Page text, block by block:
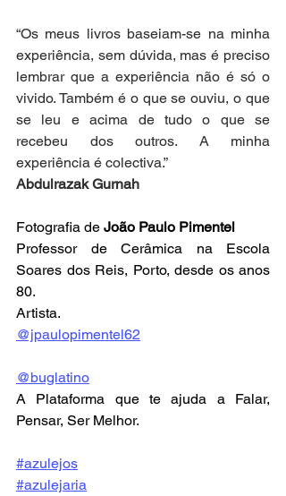
“Os meus livros baseiam-se na minha
experiência, sem dúvida, mas é preciso
lembrar que a experiência não é só o
vivido. Também é o que se ouviu, o que
se leu e acima de tudo o que se
recebeu dos outros. A minha
experiência é colectiva.”
Abdulrazak Gurnah
Fotografia de João Paulo Pimentel
Professor de Cerâmica na Escola
Soares dos Reis, Porto, desde os anos
80.
Artista.
@jpaulopimentel62
@buglatino
A Plataforma que te ajuda a Falar,
Pensar, Ser Melhor.
#azulejos
#azulejaria